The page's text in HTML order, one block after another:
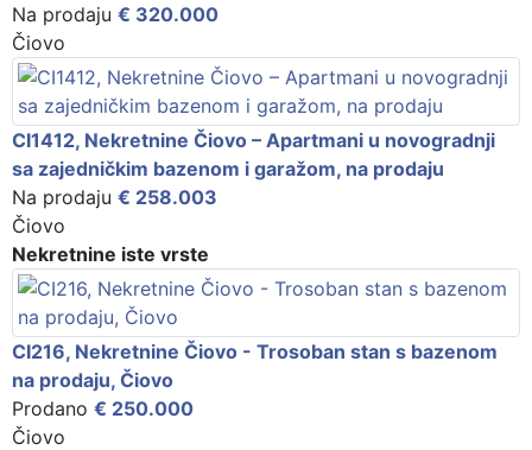
Na prodaju € 320.000
Čiovo
CI1412, Nekretnine Čiovo – Apartmani u novogradnji
sa zajedničkim bazenom i garažom, na prodaju
Na prodaju € 258.003
Čiovo
Nekretnine iste vrste
CI216, Nekretnine Čiovo - Trosoban stan s bazenom
na prodaju, Čiovo
Prodano € 250.000
Čiovo